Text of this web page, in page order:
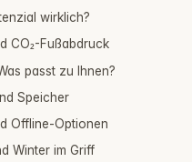
wirklich?
CO₂-Fußabdruck
passt zu Ihnen?
Speicher
Offline-Optionen
Winter im Griff